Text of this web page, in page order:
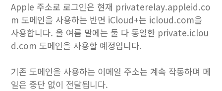
Apple 주소로 로그인은 현재 privaterelay.appleid.co
m 도메인을 사용하는 반면 ‌iCloud‌+는 icloud.com을
사용합니다. 올 여름 말에는 둘 다 동일한 private.iclou
d.com 도메인을 사용할 예정입니다.
기존 도메인을 사용하는 이메일 주소는 계속 작동하며 메
일은 중단 없이 전달됩니다.